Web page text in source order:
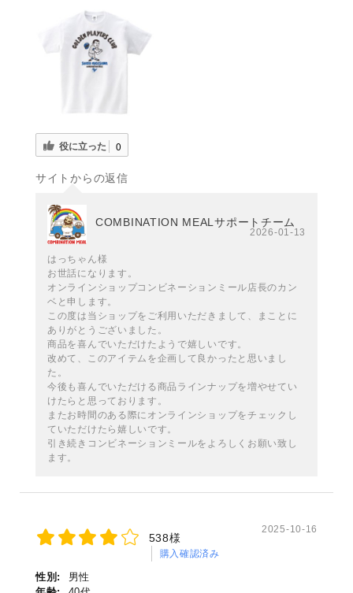
役に立った 0
サイトからの返信
COMBINATION MEALサポートチーム
2026-01-13
はっちゃん様
お世話になります。
オンラインショップコンビネーションミール店長のカン
ベと申します。
この度は当ショップをご利用いただきまして、まことに
ありがとうございました。
商品を喜んでいただけたようで嬉しいです。
改めて、このアイテムを企画して良かったと思いまし
た。
今後も喜んでいただける商品ラインナップを増やせてい
けたらと思っております。
またお時間のある際にオンラインショップをチェックし
ていただけたら嬉しいです。
引き続きコンビネーションミールをよろしくお願い致し
ます。
538様
購入確認済み
2025-10-16
性別:
男性